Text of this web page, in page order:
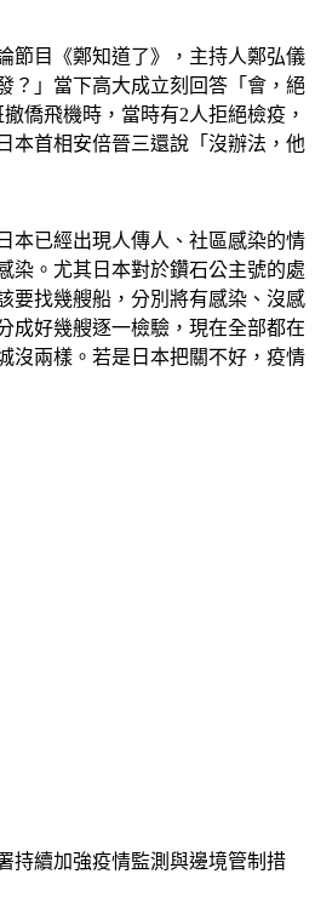
節目《鄭知道了》， 主持人鄭弘儀
？」當下高大成立刻回答「會，絕
僑飛機時，當時有2人拒絕檢疫，
本首相安倍晉三還說「沒辦法，他
本已經出現人傳人、社區感染的情
染。尤其日本對於鑽石公主號的處
要找幾艘船，分別將有感染、沒感
成好幾艘逐一檢驗，現在全部都在
沒兩樣。若是日本把關不好，疫情
持續加強疫情監測與邊境管制措